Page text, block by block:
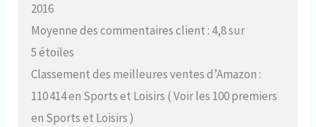
2016
Moyenne des commentaires client : 4,8 sur
5 étoiles
Classement des meilleures ventes d’Amazon :
110 414 en Sports et Loisirs ( Voir les 100 premiers
en Sports et Loisirs )